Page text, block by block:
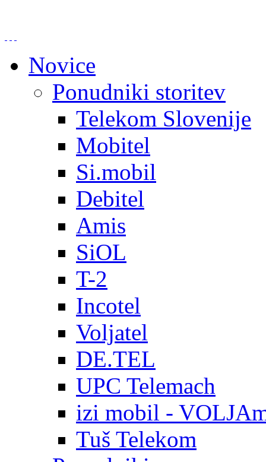
Novice
Ponudniki storitev
Telekom Slovenije
Mobitel
Si.mobil
Debitel
Amis
SiOL
T-2
Incotel
Voljatel
DE.TEL
UPC Telemach
izi mobil -
Tuš Telekom